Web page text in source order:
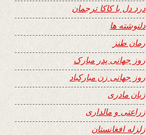
درد دل با کاکا ترجمان
دلنوشته ها
رمان طنز
روز جهانی پدر مبارک
روز جهانی زن مبارکباد
زبان مادری
زراعتی و مالداری
زلزله افغانستان